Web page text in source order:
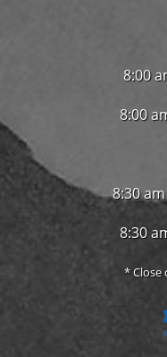
8:00
8:00
8:30
8:30
* Close